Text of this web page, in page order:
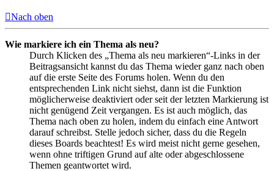
Nach oben
Wie markiere ich ein Thema als neu?
Durch Klicken des „Thema als neu markieren“-Links in der
Beitragsansicht kannst du das Thema wieder ganz nach oben
auf die erste Seite des Forums holen. Wenn du den
entsprechenden Link nicht siehst, dann ist die Funktion
möglicherweise deaktiviert oder seit der letzten Markierung ist
nicht genügend Zeit vergangen. Es ist auch möglich, das
Thema nach oben zu holen, indem du einfach eine Antwort
darauf schreibst. Stelle jedoch sicher, dass du die Regeln
dieses Boards beachtest! Es wird meist nicht gerne gesehen,
wenn ohne triftigen Grund auf alte oder abgeschlossene
Themen geantwortet wird.